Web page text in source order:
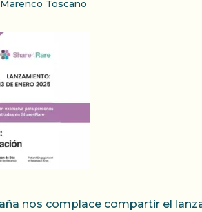
Toscano
nos complace compartir el